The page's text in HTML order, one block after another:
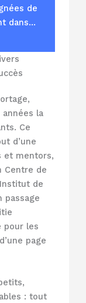
de
dans…
la
Ce
d’une
et mentors,
Centre de
de
passage
pour les
page
: tout